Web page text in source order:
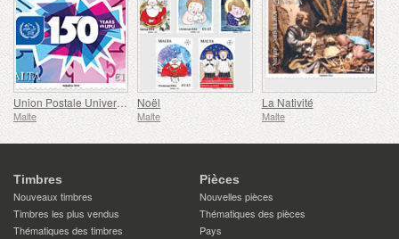
Union Postale Universelle - 150e Anniversaire
Malte
Noël
Malte
La Nativité
Malte
Timbres
Nouveaux timbres
Timbres les plus vendus
Thématiques des timbres
Pièces
Nouvelles pièces
Thématiques des pièces
Pays